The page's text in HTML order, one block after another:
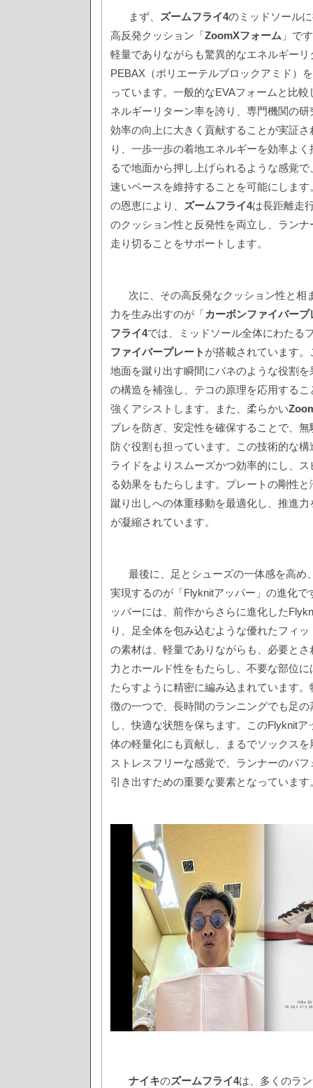
まず、 ズームフライ4のミッドソール
高反発クッション「ZoomXフォーム 」で
軽量でありながらも驚異的なエネルギー
PEBAX（ポリエーテルブロックアミド）
っています。一般的なEVAフォームと比
ネルギーリターン率を誇り、専門機関の
効率の向上に大きく貢献することが実証
り、一歩一歩の着地エネルギーを効率よ
るで地面から押し上げられるような感覚
速いペースを維持することを可能にします
の恩恵により、 ズームフライ4は長距離走
のクッション性と反発性を両立し、ラン
走り切ることをサポートします。
次に、その高反発なクッション性と相
力を生み出すのが「カーボンファイバープ
フライ4では、ミッドソール全体にわたる
ファイバープレート が搭載されています
地面を蹴り出す瞬間にバネのような役割
の構造を補強し、テコの原理を応用する
強くアシストします。また、柔らかい
ブレを防ぎ、安定性を確保することで、
防ぐ役割も担っています。この技術的な
ライドをよりスムーズかつ効率的にし、
る効果をもたらします。プレートの剛性
蹴り出しへの体重移動を最適化し、推進
が凝縮されています。
最後に、足とシューズの一体感を高め
実現するのが「Flyknitアッパー」の進化で
ッパーには、前作からさらに進化した
り、足全体を包み込むような優れたフィ
の素材は、軽量でありながらも、必要と
力とホールド性をもたらし、不要な部位
たらすように精密に編み込まれています
徴の一つで、長時間のランニングでも足
し、快適な状態を保ちます。このFlyknit
体の軽量化にも貢献し、まるでソックス
ストレスフリーな感覚で、ランナーのパ
引き出すための重要な要素となっています
ナイキのズームフライ4は、多くのラ